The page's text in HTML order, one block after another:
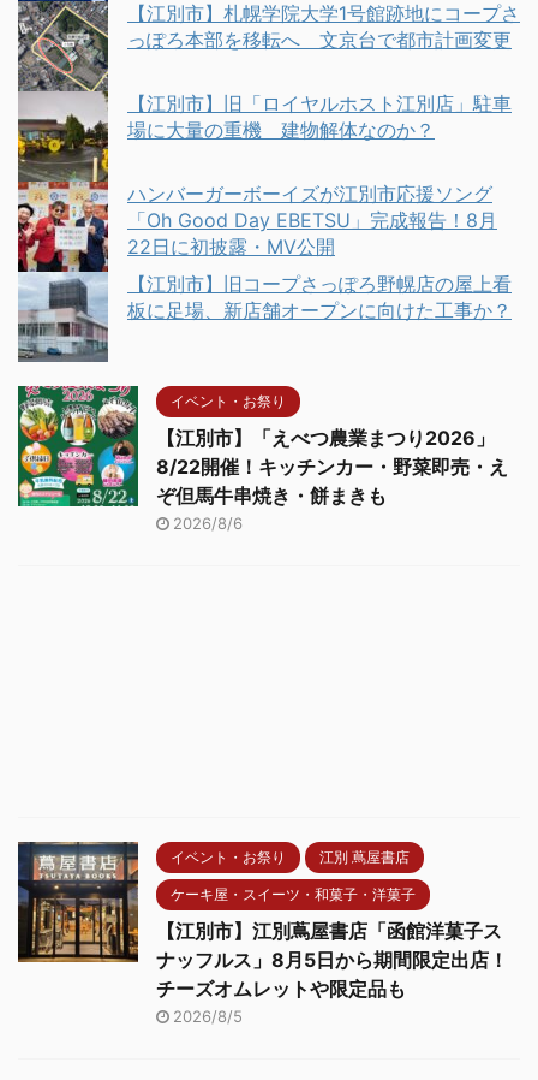
【江別市】札幌学院大学1号館跡地にコープさ
っぽろ本部を移転へ 文京台で都市計画変更
【江別市】旧「ロイヤルホスト江別店」駐車
場に大量の重機 建物解体なのか？
ハンバーガーボーイズが江別市応援ソング
「Oh Good Day EBETSU」完成報告！8月
22日に初披露・MV公開
【江別市】旧コープさっぽろ野幌店の屋上看
板に足場、新店舗オープンに向けた工事か？
イベント・お祭り
【江別市】「えべつ農業まつり2026」
8/22開催！キッチンカー・野菜即売・え
ぞ但馬牛串焼き・餅まきも
2026/8/6
イベント・お祭り 江別 蔦屋書店
ケーキ屋・スイーツ・和菓子・洋菓子
【江別市】江別蔦屋書店「函館洋菓子ス
ナッフルス」8月5日から期間限定出店！
チーズオムレットや限定品も
2026/8/5